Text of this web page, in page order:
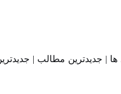
| جدیدترین مطالب |